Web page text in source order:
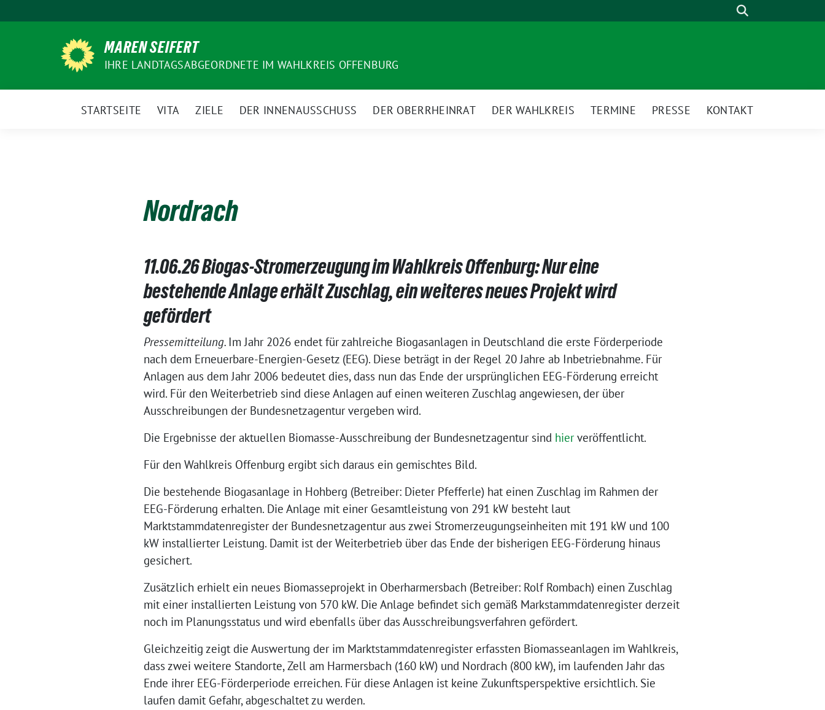
zum
Suche
MAREN SEIFERT
IHRE LANDTAGSABGEORDNETE IM WAHLKREIS OFFENBURG
STARTSEITE VITA ZIELE DER INNENAUSSCHUSS DER OBERRHEINRAT DER WAHLKREIS TERMINE PRESSE KONTAKT
Nordrach
11.06.26 Biogas-Stromerzeugung im Wahlkreis Offenburg: Nur eine
bestehende Anlage erhält Zuschlag, ein weiteres neues Projekt wird
gefördert
Pressemitteilung. Im Jahr 2026 endet für zahlreiche Biogasanlagen in Deutschland die erste Förderperiode
nach dem Erneuerbare-Energien-Gesetz (EEG). Diese beträgt in der Regel 20 Jahre ab Inbetriebnahme. Für
Anlagen aus dem Jahr 2006 bedeutet dies, dass nun das Ende der ursprünglichen EEG-Förderung erreicht
wird. Für den Weiterbetrieb sind diese Anlagen auf einen weiteren Zuschlag angewiesen, der über
Ausschreibungen der Bundesnetzagentur vergeben wird.
Die Ergebnisse der aktuellen Biomasse-Ausschreibung der Bundesnetzagentur sind hierveröffentlicht.
Für den Wahlkreis Offenburg ergibt sich daraus ein gemischtes Bild.
Die bestehende Biogasanlage in Hohberg (Betreiber: Dieter Pfefferle) hat einen Zuschlag im Rahmen der
EEG-Förderung erhalten. Die Anlage mit einer Gesamtleistung von 291 kW besteht laut
Marktstammdatenregister der Bundesnetzagentur aus zwei Stromerzeugungseinheiten mit 191 kW und 100
kW installierter Leistung. Damit ist der Weiterbetrieb über das Ende der bisherigen EEG-Förderung hinaus
gesichert.
Zusätzlich erhielt ein neues Biomasseprojekt in Oberharmersbach (Betreiber: Rolf Rombach) einen Zuschlag
mit einer installierten Leistung von 570 kW. Die Anlage befindet sich gemäß Markstammdatenregister derzeit
noch im Planungsstatus und wird ebenfalls über das Ausschreibungsverfahren gefördert.
Gleichzeitig zeigt die Auswertung der im Marktstammdatenregister erfassten Biomasseanlagen im Wahlkreis,
dass zwei weitere Standorte, Zell am Harmersbach (160 kW) und Nordrach (800 kW), im laufenden Jahr das
Ende ihrer EEG-Förderperiode erreichen. Für diese Anlagen ist keine Zukunftsperspektive ersichtlich. Sie
laufen damit Gefahr, abgeschaltet zu werden.